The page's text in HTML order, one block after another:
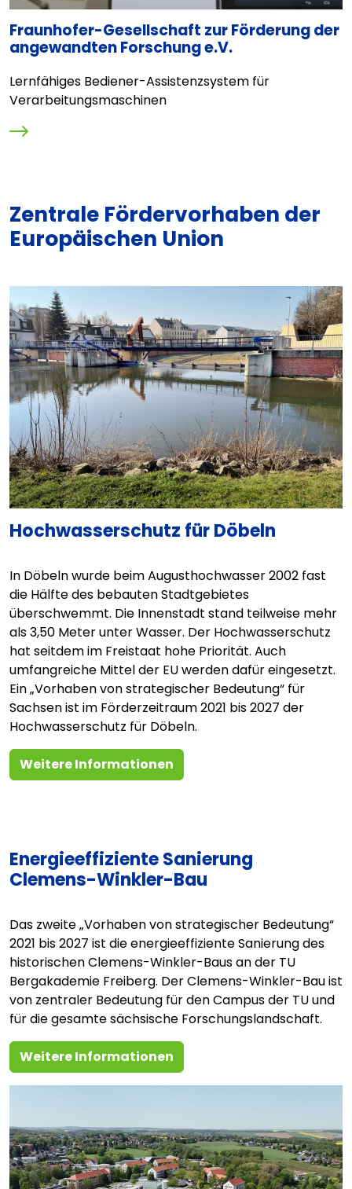
Fraunhofer-Gesellschaft zur Förderung der
angewandten Forschung e.V.
Lernfähiges Bediener-Assistenzsystem für
Verarbeitungsmaschinen
Zentrale Fördervorhaben der
Europäischen Union
Hochwasserschutz für Döbeln
In Döbeln wurde beim Augusthochwasser 2002 fast
die Hälfte des bebauten Stadtgebietes
überschwemmt. Die Innenstadt stand teilweise mehr
als 3,50 Meter unter Wasser. Der Hochwasserschutz
hat seitdem im Freistaat hohe Priorität. Auch
umfangreiche Mittel der EU werden dafür eingesetzt.
Ein „Vorhaben von strategischer Bedeutung“ für
Sachsen ist im Förderzeitraum 2021 bis 2027 der
Hochwasserschutz für Döbeln.
Weitere Informationen
Energieeffiziente Sanierung
Clemens-Winkler-Bau
Das zweite „Vorhaben von strategischer Bedeutung“
2021 bis 2027 ist die energieeffiziente Sanierung des
historischen Clemens-Winkler-Baus an der TU
Bergakademie Freiberg. Der Clemens-Winkler-Bau ist
von zentraler Bedeutung für den Campus der TU und
für die gesamte sächsische Forschungslandschaft.
Weitere Informationen